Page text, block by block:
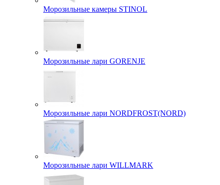
Морозильные камеры STINOL
Морозильные лари GORENJE
Морозильные лари NORDFROST(NORD)
Морозильные лари WILLMARK